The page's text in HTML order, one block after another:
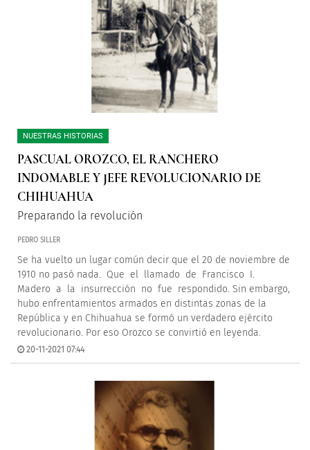
NUESTRAS HISTORIAS
PASCUAL OROZCO, EL RANCHERO
INDOMABLE Y JEFE REVOLUCIONARIO DE
CHIHUAHUA
Preparando la revolución
PEDRO SILLER
Se ha vuelto un lugar común decir que el 20 de noviembre de
1910 no pasó nada. Que el llamado de Francisco I.
Madero a la insurrección no fue respondido. Sin embargo,
hubo enfrentamientos armados en distintas zonas de la
República y en Chihuahua se formó un verdadero ejército
revolucionario. Por eso Orozco se convirtió en leyenda.
20-11-2021 07:44